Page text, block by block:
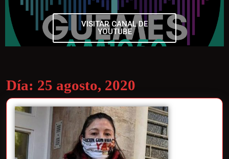
VISITAR CANAL DE
YOUTUBE
Día: 25 agosto, 2020